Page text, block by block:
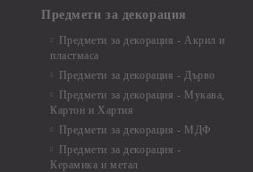
Предмети за декорация
Предмети за декорация - Акрил и
пластмаса
Предмети за декорация - Дърво
Предмети за декорация - Мукава,
Картон и Хартия
Предмети за декорация - МДФ
Предмети за декорация -
Керамика и метал